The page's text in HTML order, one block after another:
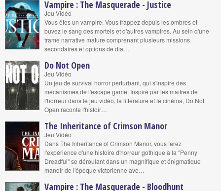
Vampire : The Masquerade - Justice
Jeu Vidéo
Vous êtes un vampire. Vous frappez depuis les ombres et
buvez le sang des mortels et d'autres vampires. Au sein d'une
trame narrative mature comprenant plusieurs missions
secondaires et options de dia…
Do Not Open
Jeu Vidéo
Un jeu de survival horror perturbant, qui s'inspire des
mécanismes de l'escape game. Inspiré par les maîtres de
l'horreur dans le jeu vidéo, la littérature et le cinéma, Do Not
Open raconte l'histoir…
The Inheritance of Crimson Manor
Jeu Vidéo
Dans The Inheritance of Crimson Manor, vous ferez
l'expérience d'une histoire d'horreur gothique à la "Penny
Dreadful" se déroulant dans un magnifique et énigmatique
manoir de l'époque victorienne ave…
Vampire : The Masquerade - Bloodhunt